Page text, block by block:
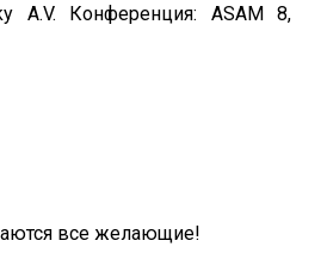
A.V. Конференция: ASAM 8,
все желающие!